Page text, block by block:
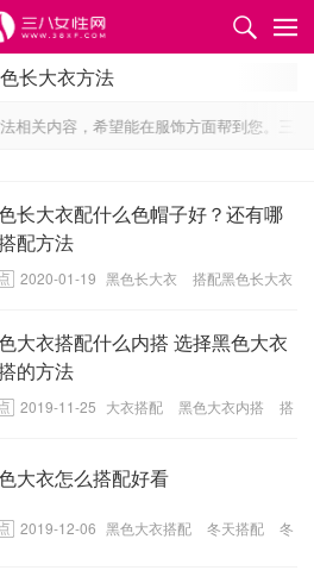
长大衣方法
内容，希望能在服饰方面帮到您。
长大衣配什么色帽子好？还有哪
配方法
2020-01-19 黑色长大衣
搭配黑色长大衣
大衣搭配什么内搭 选择黑色大衣
的方法
2019-11-25 大衣搭配 黑色大衣内搭
搭
大衣怎么搭配好看
2019-12-06 黑色大衣搭配 冬天搭配
冬